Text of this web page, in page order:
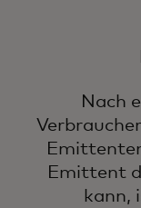
Nach
Emittent
kann,